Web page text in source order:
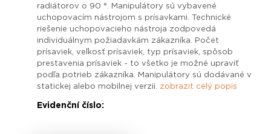
radiátorov o 90 °. Manipulátory sú vybavené
uchopovacím nástrojom s prísavkami. Technické
riešenie uchopovacieho nástroja zodpovedá
individuálnym požiadavkám zákazníka. Počet
prísaviek, veľkosť prísaviek, typ prísaviek, spôsob
prestavenia prísaviek - to všetko je možné upraviť
podľa potrieb zákazníka. Manipulátory sú dodávané v
statickej alebo mobilnej verzii. zobrazit celý popis
Evidenční číslo: